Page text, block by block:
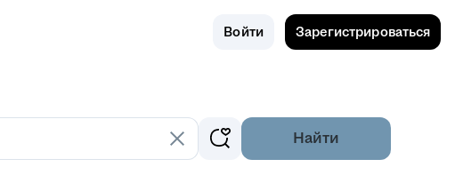
Войти Зарегистрироваться
Найти